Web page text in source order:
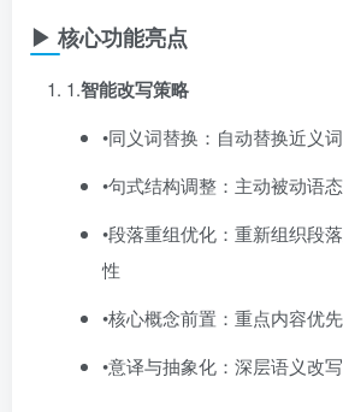
▶ 核心功能亮点
1.​智能改写策略
•同义词替换：自动替换近义
•句式结构调整：主动被动语
•段落重组优化：重新组织段
性
•核心概念前置：重点内容优
•意译与抽象化：深层语义改